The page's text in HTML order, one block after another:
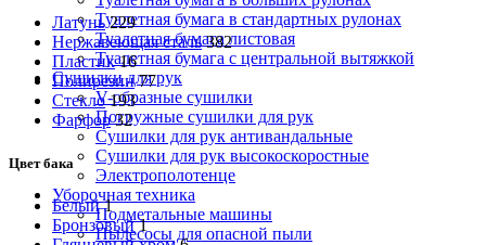
Туалетная бумага в стандартных рулонах
Туалетная бумага листовая
Туалетная бумага с центральной вытяжкой
Сушилки для рук
V-образные сушилки
Погружные сушилки для рук
Сушилки для рук антивандальные
Сушилки для рук высокоскоростные
Электрополотенце
Уборочная техника
Подметальные машины
Пылесосы для опасной пыли
Латунь 229
Нержавеющая сталь 382
Пластик 16
Полирезин 77
Стекло 193
Фарфор 32
Цвет бака
Белый 1
Бронзовый 1